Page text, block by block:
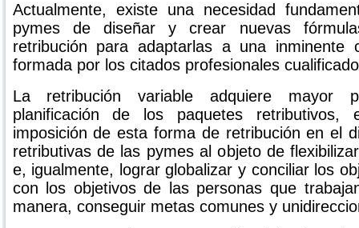
Actualmente, existe una necesidad
pymes de diseñar y crear nuevas
retribución para adaptarlas a una inminente
formada por los citados profesionales
La retribución variable adquiere mayor
planificación de los paquetes retributivos,
imposición de esta forma de retribución en el
retributivas de las pymes al objeto de
e, igualmente, lograr globalizar y conciliar los
con los objetivos de las personas que
manera, conseguir metas comunes y